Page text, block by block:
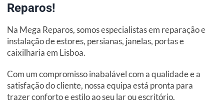
Reparos!
Na Mega Reparos, somos especialistas em reparação e
instalação de estores, persianas, janelas, portas e
caixilharia em Lisboa.
Com um compromisso inabalável com a qualidade e a
satisfação do cliente, nossa equipa está pronta para
trazer conforto e estilo ao seu lar ou escritório.